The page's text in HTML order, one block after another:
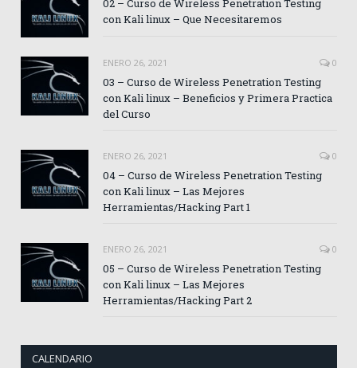
02 – Curso de Wireless Penetration Testing
con Kali linux – Que Necesitaremos
ENERO 26, 2021 0
03 – Curso de Wireless Penetration Testing
con Kali linux – Beneficios y Primera Practica
del Curso
ENERO 26, 2021 0
04 – Curso de Wireless Penetration Testing
con Kali linux – Las Mejores
Herramientas/Hacking Part 1
ENERO 26, 2021 0
05 – Curso de Wireless Penetration Testing
con Kali linux – Las Mejores
Herramientas/Hacking Part 2
CALENDARIO